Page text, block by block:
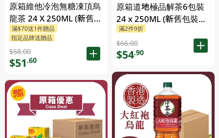
原箱維他冷泡無糖凍頂烏
龍茶 24 X 250ML (新舊包
裝隨機發貨)
滿$70送1件贈品
指定品牌送贈品
$58.00
$51.60
原箱道地極品解茶6包裝
24 x 250ML (新舊包裝隨
機發貨)
滿2件9折
$66.00
$54.90